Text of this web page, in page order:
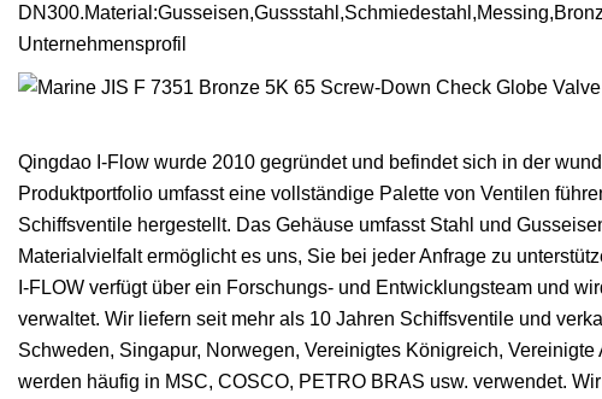
Unternehmensprofil
Qingdao I-Flow wurde 2010 gegründet und befindet sich in der
Produktportfolio umfasst eine vollständige Palette von Ventilen
Schiffsventile hergestellt. Das Gehäuse umfasst Stahl und
Materialvielfalt ermöglicht es uns, Sie bei jeder Anfrage zu
I-FLOW verfügt über ein Forschungs- und Entwicklungsteam und
verwaltet. Wir liefern seit mehr als 10 Jahren Schiffsventile und
Schweden, Singapur, Norwegen, Vereinigtes Königreich,
werden häufig in MSC, COSCO, PETRO BRAS usw. verwendet.